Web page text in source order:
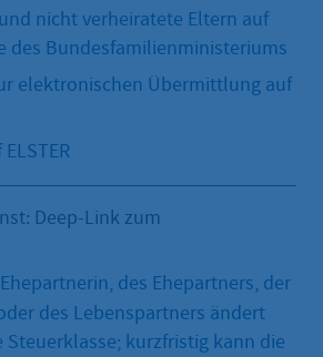
nicht verheiratete Eltern auf
des Bundesfamilienministeriums
elektronischen Übermittlung auf
Deep-Link zum
des Ehepartners, der
des Lebenspartners ändert
Steuerklasse; kurzfristig kann die